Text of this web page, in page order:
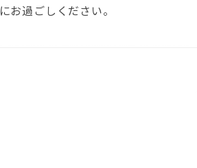
お過ごしください。